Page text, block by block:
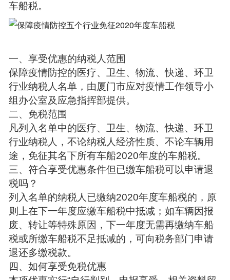
车船税。
一、享受优惠的纳税人范围
保障疫情防控的医疗、卫生、物流、快递、环卫
行业纳税人名单，由厦门市应对疫情工作领导小
组办公室及应急指挥部提供。
二、免税范围
凡列入名单中的医疗、卫生、物流、快递、环卫
行业纳税人，不论纳税人经济性质、不论车辆用
途，免征其名下所有车船2020年度的车船税。
三、符合享受优惠条件但已缴车船税可以申请退
税吗？
列入名单的纳税人已缴纳2020年度车船税的，原
则上在下一年度应缴车船税中抵减；如车辆因报
废、转让等特殊原因，下一年度无需再缴纳车船
税或所缴车船税不足抵减的，可向税务部门申请
退还多缴税款。
四、如何享受免税优惠